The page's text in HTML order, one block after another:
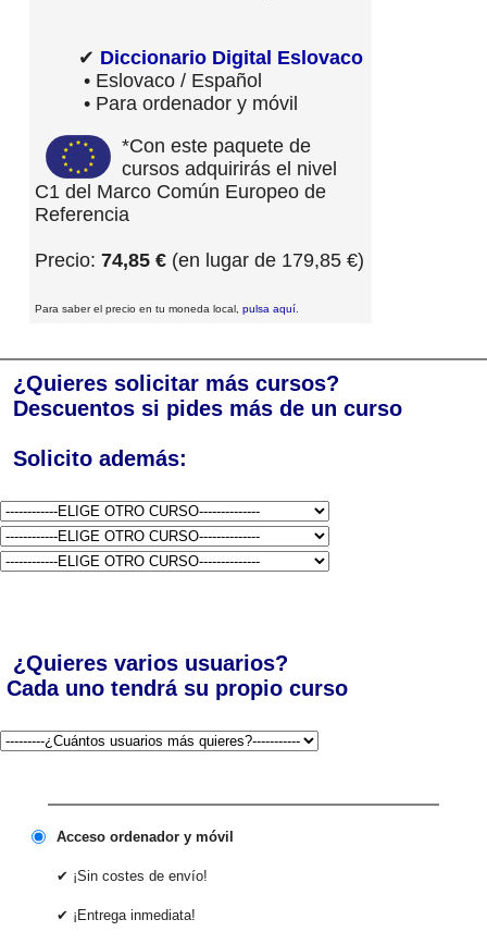
✔ Diccionario Digital Eslovaco
• Eslovaco / Español
• Para ordenador y móvil
*Con este paquete de
cursos adquirirás el nivel
C1 del Marco Común Europeo de
Referencia
Precio: 74,85 € (en lugar de 179,85 €)
Para saber el precio en tu moneda local, pulsa aquí
¿Quieres solicitar más cursos?
Descuentos si pides más de un curso
Solicito además:
¿Quieres varios usuarios?
Cada uno tendrá su propio curso
Acceso ordenador y móvil
✔ ¡Sin costes de envío!
✔ ¡Entrega inmediata!